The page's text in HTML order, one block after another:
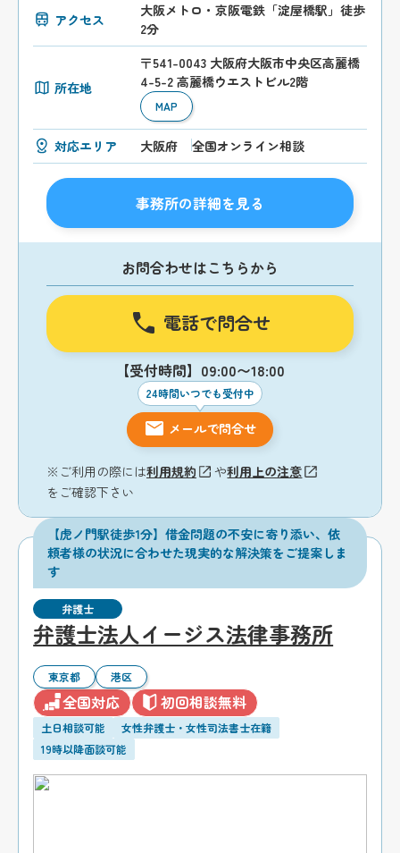
アクセス
大阪メトロ・京阪電鉄「淀屋橋駅」徒歩
2分
所在地
〒541-0043 大阪府大阪市中央区高麗橋
4-5-2 高麗橋ウエストビル2階
MAP
対応エリア 大阪府 全国オンライン相談
事務所の詳細を見る
お問合わせはこちらから
電話で問合せ
【受付時間】09:00〜18:00
24時間いつでも受付中
メールで問合せ
※ご利用の際には利用規約 や利用上の注意
をご確認下さい
【虎ノ門駅徒歩1分】借金問題の不安に寄り添い、依
頼者様の状況に合わせた現実的な解決策をご提案しま
す
弁護士
弁護士法人イージス法律事務所
東京都 港区
全国対応 初回相談無料
土日相談可能
女性弁護士・女性司法書士在籍
19時以降面談可能